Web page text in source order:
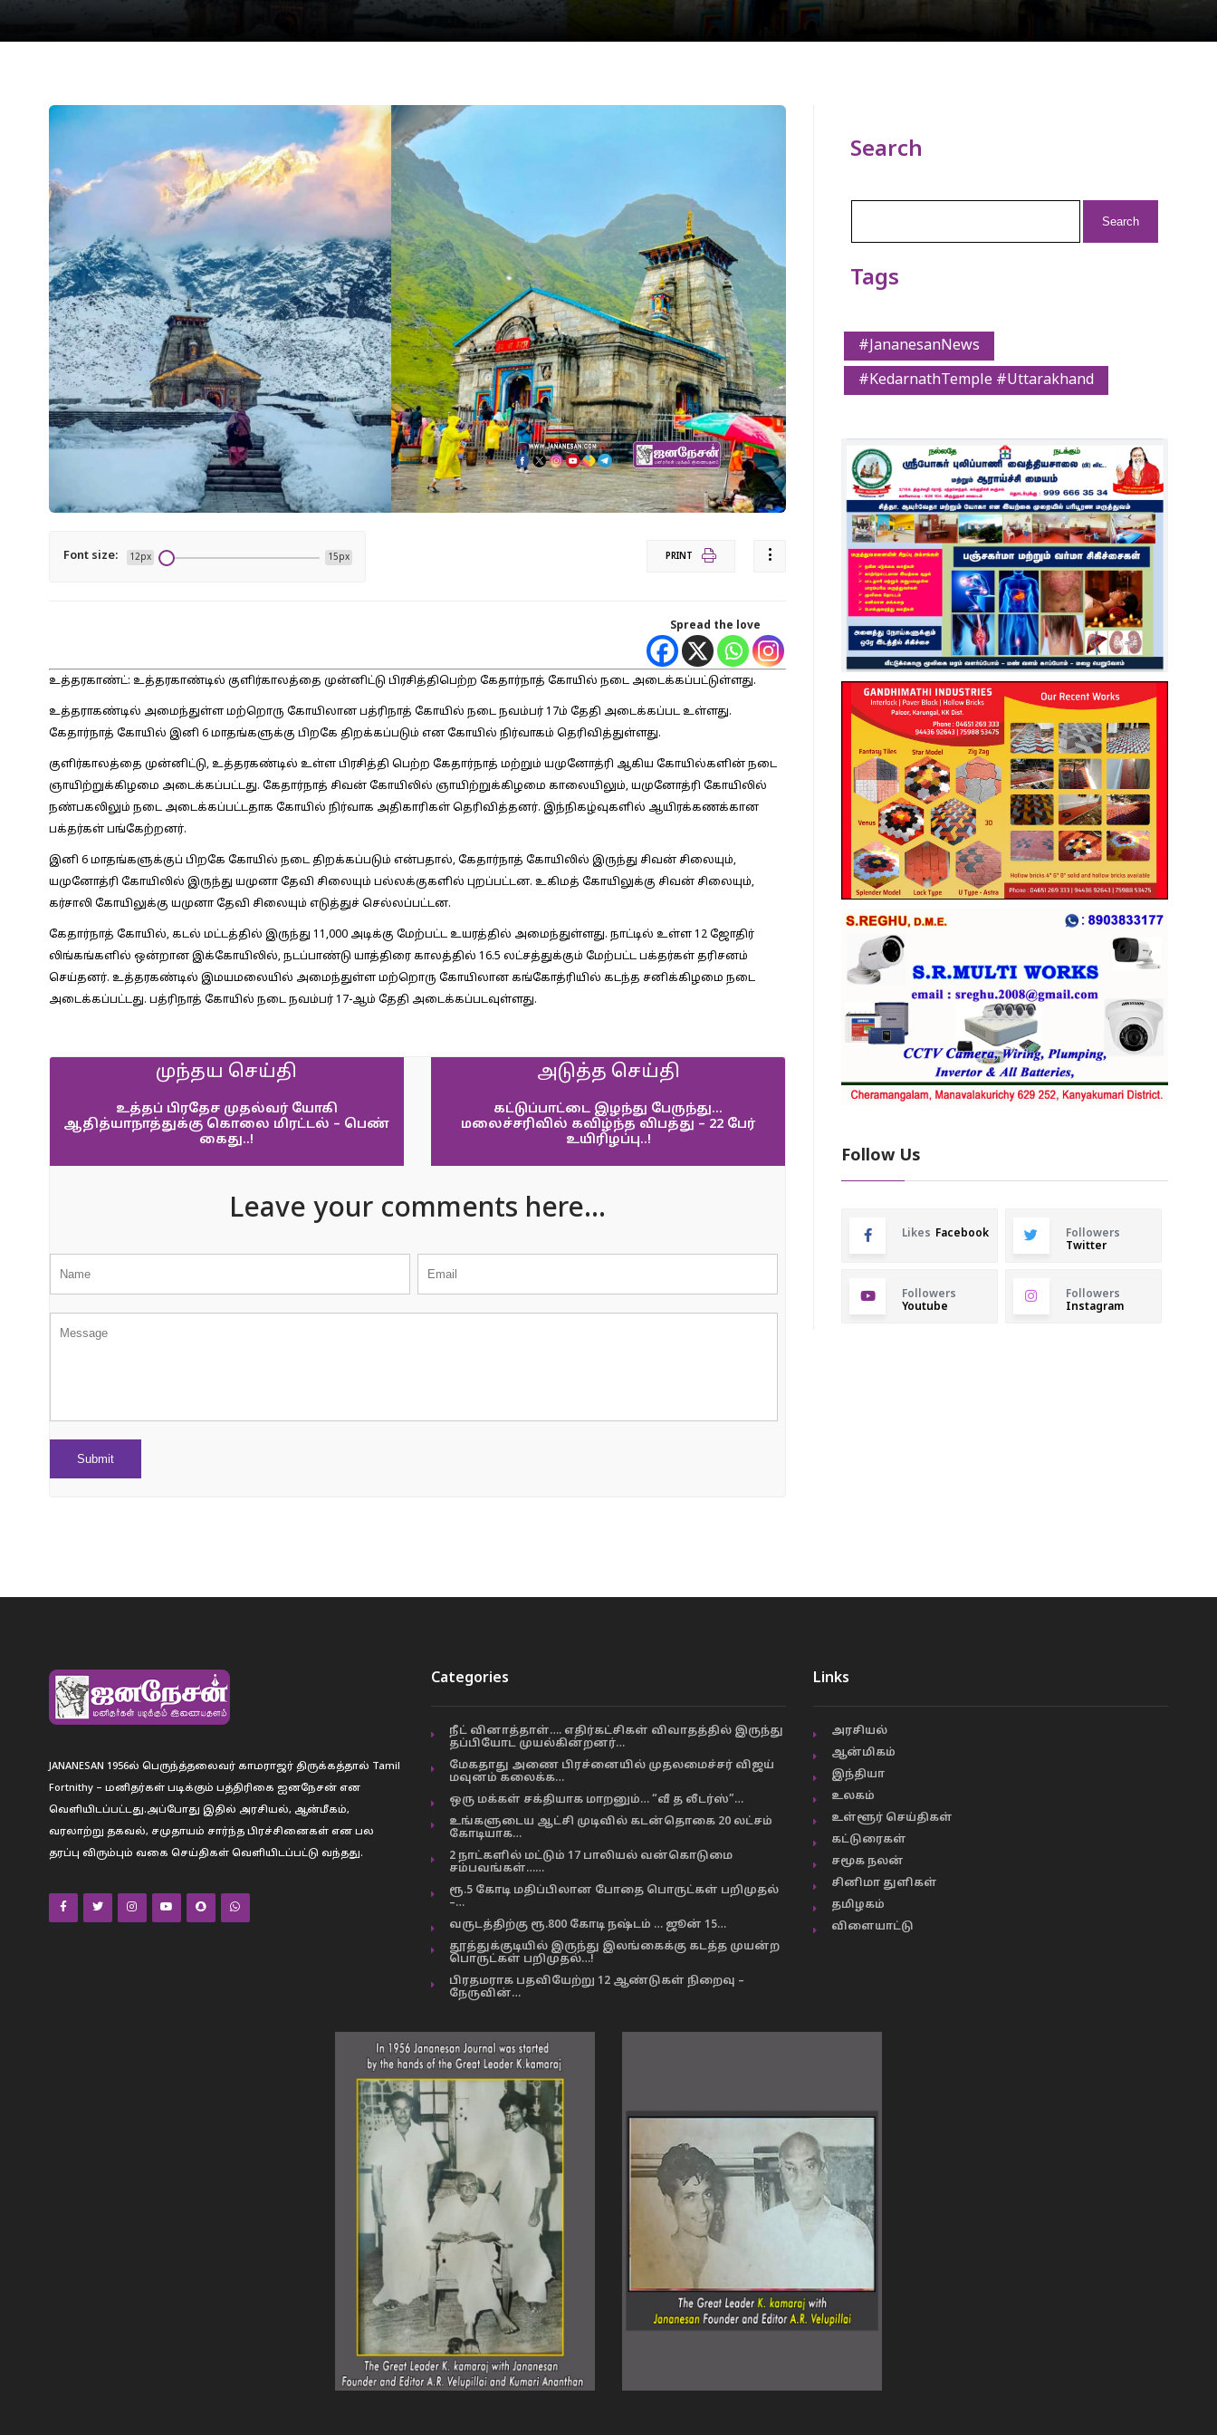
Font size: 12px 15px PRINT
Spread the love
உத்தரகாண்ட்: உத்தரகாண்டில் குளிர்காலத்தை முன்னிட்டு பிரசித்திபெற்ற கேதார்நாத் கோயில் நடை அடைக்கப்பட்டுள்ளது.
உத்தராகண்டில் அமைந்துள்ள மற்றொரு கோயிலான பத்ரிநாத் கோயில் நடை நவம்பர் 17ம் தேதி அடைக்கப்பட உள்ளது.
கேதார்நாத் கோயில் இனி 6 மாதங்களுக்கு பிறகே திறக்கப்படும் என கோயில் நிர்வாகம் தெரிவித்துள்ளது.
குளிர்காலத்தை முன்னிட்டு, உத்தரகண்டில் உள்ள பிரசித்தி பெற்ற கேதார்நாத் மற்றும் யமுனோத்ரி ஆகிய கோயில்களின் நடை
ஞாயிற்றுக்கிழமை அடைக்கப்பட்டது. கேதார்நாத் சிவன் கோயிலில் ஞாயிற்றுக்கிழமை காலையிலும், யமுனோத்ரி கோயிலில்
நண்பகலிலும் நடை அடைக்கப்பட்டதாக கோயில் நிர்வாக அதிகாரிகள் தெரிவித்தனர். இந்நிகழ்வுகளில் ஆயிரக்கணக்கான
பக்தர்கள் பங்கேற்றனர்.
இனி 6 மாதங்களுக்குப் பிறகே கோயில் நடை திறக்கப்படும் என்பதால், கேதார்நாத் கோயிலில் இருந்து சிவன் சிலையும்,
யமுனோத்ரி கோயிலில் இருந்து யமுனா தேவி சிலையும் பல்லக்குகளில் புறப்பட்டன. உகிமத் கோயிலுக்கு சிவன் சிலையும்,
கர்சாலி கோயிலுக்கு யமுனா தேவி சிலையும் எடுத்துச் செல்லப்பட்டன.
கேதார்நாத் கோயில், கடல் மட்டத்தில் இருந்து 11,000 அடிக்கு மேற்பட்ட உயரத்தில் அமைந்துள்ளது. நாட்டில் உள்ள 12 ஜோதிர்
லிங்கங்களில் ஒன்றான இக்கோயிலில், நடப்பாண்டு யாத்திரை காலத்தில் 16.5 லட்சத்துக்கும் மேற்பட்ட பக்தர்கள் தரிசனம்
செய்தனர். உத்தரகண்டில் இமயமலையில் அமைந்துள்ள மற்றொரு கோயிலான கங்கோத்ரியில் கடந்த சனிக்கிழமை நடை
அடைக்கப்பட்டது. பத்ரிநாத் கோயில் நடை நவம்பர் 17-ஆம் தேதி அடைக்கப்படவுள்ளது.
முந்தய செய்தி
உத்தப் பிரதேச முதல்வர் யோகி
ஆதித்யாநாத்துக்கு கொலை மிரட்டல் – பெண்
கைது..!
அடுத்த செய்தி
கட்டுப்பாட்டை இழந்து பேருந்து…
மலைச்சரிவில் கவிழ்ந்த விபத்து – 22 பேர்
உயிரிழப்பு..!
Leave your comments here...
Search
Tags
#JananesanNews
#KedarnathTemple #Uttarakhand
Follow Us
Likes Facebook
Followers
Twitter
Followers
Youtube
Followers
Instagram
JANANESAN 1956ல் பெருந்த்தலைவர் காமராஜர் திருக்கத்தால் Tamil
Fortnithy – மனிதர்கள் படிக்கும் பத்திரிகை ஐனநேசன் என
வெளியிடப்பட்டது.அப்போது இதில் அரசியல், ஆன்மீகம்,
வரலாற்று தகவல், சமுதாயம் சார்ந்த பிரச்சினைகள் என பல
தரப்பு விரும்பும் வகை செய்திகள் வெளியிடப்பட்டு வந்தது.
Categories
நீட் வினாத்தாள்…. எதிர்கட்சிகள் விவாதத்தில் இருந்து
தப்பியோட முயல்கின்றனர்…
மேகதாது அணை பிரச்னையில் முதலமைச்சர் விஜய்
மவுனம் கலைக்க…
ஒரு மக்கள் சக்தியாக மாறனும்… “வீ த லீடர்ஸ்”…
உங்களுடைய ஆட்சி முடிவில் கடன்தொகை 20 லட்சம்
கோடியாக…
2 நாட்களில் மட்டும் 17 பாலியல் வன்கொடுமை
சம்பவங்கள்……
ரூ.5 கோடி மதிப்பிலான போதை பொருட்கள் பறிமுதல்
–…
வருடத்திற்கு ரூ.800 கோடி நஷ்டம் … ஜூன் 15…
தூத்துக்குடியில் இருந்து இலங்கைக்கு கடத்த முயன்ற
பொருட்கள் பறிமுதல்…!
பிரதமராக பதவியேற்று 12 ஆண்டுகள் நிறைவு –
நேருவின்…
Links
அரசியல்
ஆன்மிகம்
இந்தியா
உலகம்
உள்ளூர் செய்திகள்
கட்டுரைகள்
சமூக நலன்
சினிமா துளிகள்
தமிழகம்
விளையாட்டு